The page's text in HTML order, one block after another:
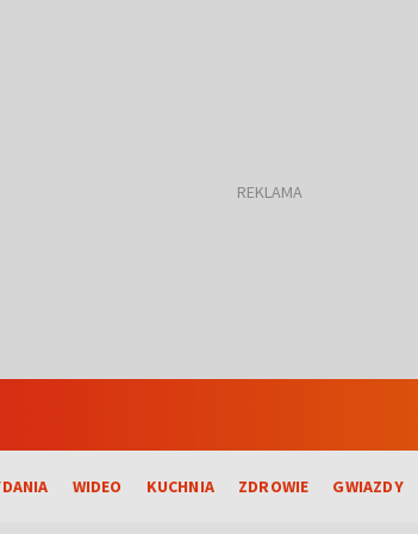
WIDEO KUCHNIA ZDROWIE GWIAZDY